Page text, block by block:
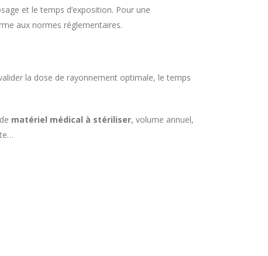
et le temps d’exposition. Pour une
aux normes réglementaires.
la dose de rayonnement optimale, le temps
matériel médical à stériliser, volume annuel,